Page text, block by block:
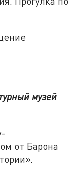
музей
от Барона